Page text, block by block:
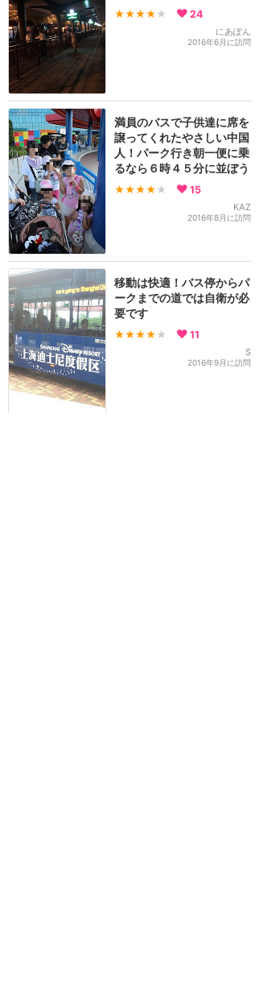
★★★★ ★ 24
にあぽん
2016年6月に訪問
満員のバスで子供達に席を
譲ってくれたやさしい中国
人！パーク行き朝一便に乗
るなら６時４５分に並ぼう
★★★★ ★ 15
KAZ
2016年8月に訪問
移動は快適！バス停からパ
ークまでの道では自衛が必
要です
★★★★ ★ 11
S
2016年9月に訪問